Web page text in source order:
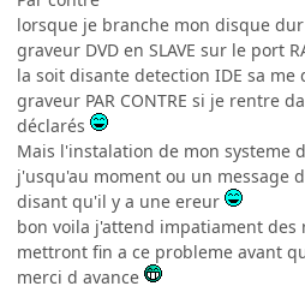
lorsque je branche mon disque dur
graveur DVD en SLAVE sur le port
la soit disante detection IDE sa
graveur PAR CONTRE si je rentre
déclarés
Mais l'instalation de mon systeme
j'usqu'au moment ou un message
disant qu'il y a une ereur
bon voila j'attend impatiament des
mettront fin a ce probleme avant
merci d avance